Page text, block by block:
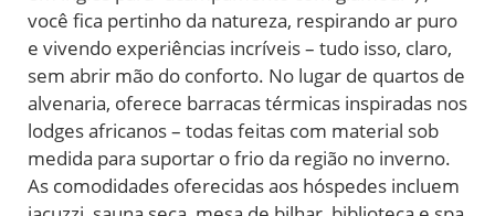
você fica pertinho da natureza, respirando ar puro
e vivendo experiências incríveis – tudo isso, claro,
sem abrir mão do conforto. No lugar de quartos de
alvenaria, oferece barracas térmicas inspiradas nos
lodges africanos – todas feitas com material sob
medida para suportar o frio da região no inverno.
As comodidades oferecidas aos hóspedes incluem